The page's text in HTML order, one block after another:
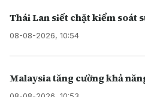
Thái Lan siết chặt kiểm soát
08-08-2026, 10:54
Malaysia tăng cường khả